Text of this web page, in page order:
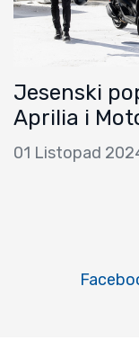
Jesenski
Aprilia i
01 Listopad